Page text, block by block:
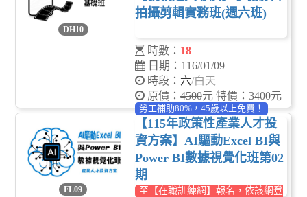
DH10
拍攝剪輯實務班(週六班)
時數： 18
日期：116/01/09
時段： 六/白天
原價：4500元 特價：3400元
FL09
勞工補助80%，45歲以上免費！
【115年政策性產業人才投
資方案】AI驅動Excel BI與
Power BI數據視覺化班第02
期
至【在職訓練網】報名，依該網登